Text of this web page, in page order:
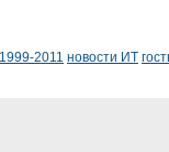
1999-2011 новости ИТ